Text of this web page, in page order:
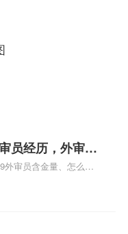
员经历，外审员
外审员含金量、怎么才
的外审员、我